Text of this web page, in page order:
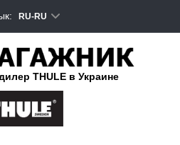
RU-RU
THULE в Украине